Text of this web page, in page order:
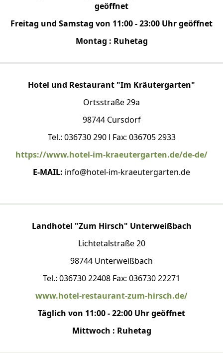
geöffnet
Freitag und Samstag von 11:00 - 23:00 Uhr geöffnet
Montag : Ruhetag
Hotel und Restaurant "Im Kräutergarten"
Ortsstraße 29a
98744 Cursdorf
Tel.: 036730 290 l Fax: 036705 2933
https://www.hotel-im-kraeutergarten.de/de-de/
E-MAIL: info@hotel-im-kraeutergarten.de
Landhotel "Zum Hirsch" Unterweißbach
Lichtetalstraße 20
98744 Unterweißbach
Tel.: 036730 22408 Fax: 036730 22271
www.hotel-restaurant-zum-hirsch.de/
Täglich von 11:00 - 22:00 Uhr geöffnet
Mittwoch : Ruhetag